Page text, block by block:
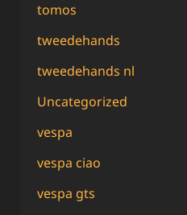
tomos
tweedehands
tweedehands nl
Uncategorized
vespa
vespa ciao
vespa gts